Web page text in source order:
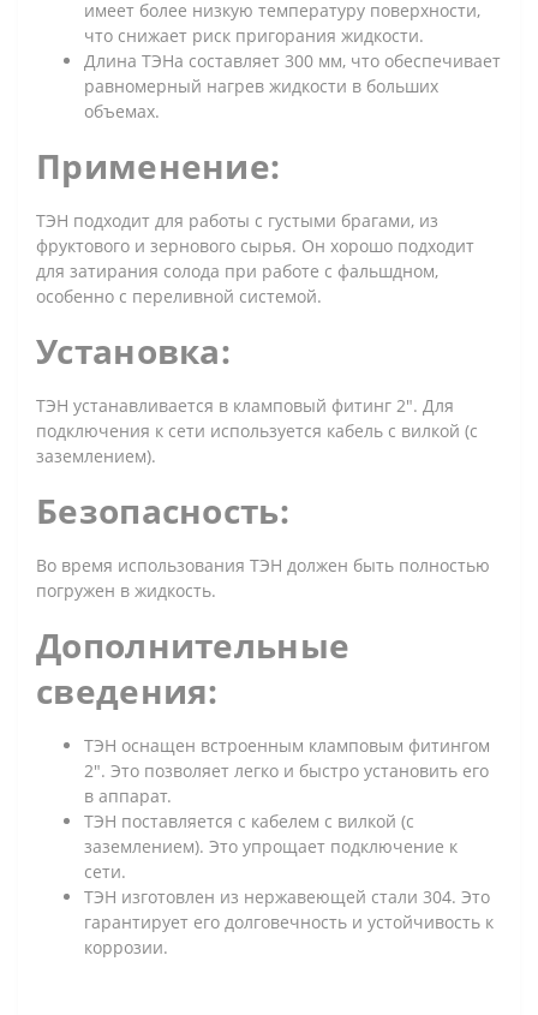
имеет более низкую температуру поверхности,
что снижает риск пригорания жидкости.
Длина ТЭНа составляет 300 мм, что обеспечивает
равномерный нагрев жидкости в больших
объемах.
Применение:
ТЭН подходит для работы с густыми брагами, из
фруктового и зернового сырья. Он хорошо подходит
для затирания солода при работе с фальшдном,
особенно с переливной системой.
Установка:
ТЭН устанавливается в кламповый фитинг 2". Для
подключения к сети используется кабель с вилкой (с
заземлением).
Безопасность:
Во время использования ТЭН должен быть полностью
погружен в жидкость.
Дополнительные
сведения:
ТЭН оснащен встроенным кламповым фитингом
2". Это позволяет легко и быстро установить его
в аппарат.
ТЭН поставляется с кабелем с вилкой (с
заземлением). Это упрощает подключение к
сети.
ТЭН изготовлен из нержавеющей стали 304. Это
гарантирует его долговечность и устойчивость к
коррозии.